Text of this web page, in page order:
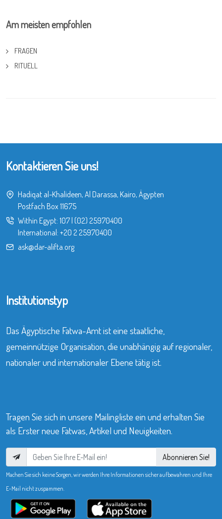
Am meisten empfohlen
FRAGEN
RITUELL
Kontaktieren Sie uns!
Hadiqat al-Khalideen, Al Darassa, Kairo, Ägypten
Postfach Box 11675
Within Egypt: 107| (02) 25970400
International: +20 2 25970400
ask@dar-alifta.org
Institutionstyp
Das Ägyptische Fatwa-Amt ist eine staatliche,
gemeinnützige Organisation, die unabhängig auf regionaler,
nationaler und internationaler Ebene tätig ist.
Tragen Sie sich in unsere Mailingliste ein und erhalten Sie
als Erster neue Fatwas, Artikel und Neuigkeiten.
Abonnieren Sie!
Machen Sie sich keine Sorgen, wir werden Ihre Informationen sicher aufbewahren und Ihre
E-Mail nicht zuspammen.